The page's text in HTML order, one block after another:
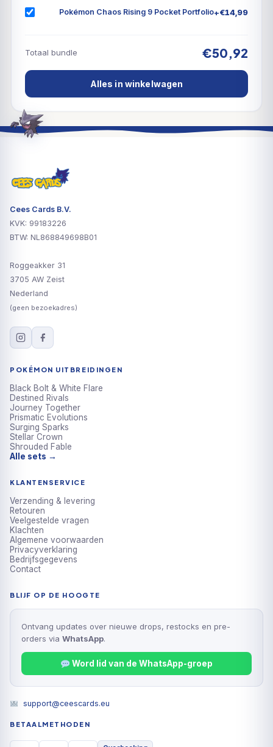
Pokémon Chaos Rising 9 Pocket Portfolio+€14,99
Totaal bundle €50,92
Alles in winkelwagen
Cees Cards B.V.
KVK: 99183226
BTW: NL868849698B01
Roggeakker 31
3705 AW Zeist
Nederland
(geen bezoekadres)
POKÉMON UITBREIDINGEN
Black Bolt & White Flare
Destined Rivals
Journey Together
Prismatic Evolutions
Surging Sparks
Stellar Crown
Shrouded Fable
Alle sets →
KLANTENSERVICE
Verzending & levering
Retouren
Veelgestelde vragen
Klachten
Algemene voorwaarden
Privacyverklaring
Bedrijfsgegevens
Contact
BLIJF OP DE HOOGTE
Ontvang updates over nieuwe drops, restocks en pre-
orders via WhatsApp.
Word lid van de WhatsApp-groep
support@ceescards.eu
BETAALMETHODEN